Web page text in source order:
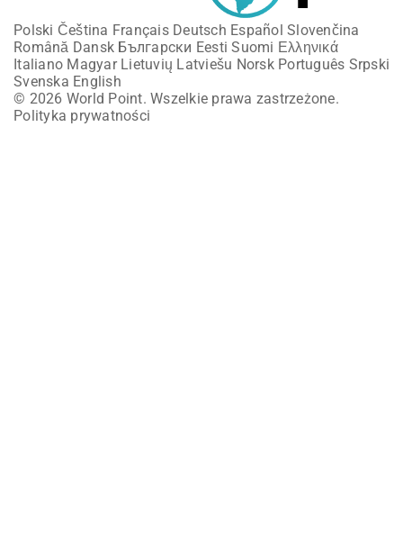
Polski Čeština Français Deutsch Español Slovenčina
Română Dansk Български Eesti Suomi Ελληνικά
Italiano Magyar Lietuvių Latviešu Norsk Português Srpski
Svenska English
© 2026 World Point. Wszelkie prawa zastrzeżone.
Polityka prywatności